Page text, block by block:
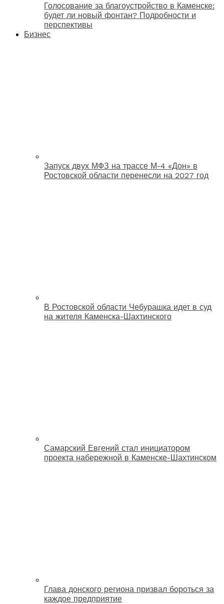
Голосование за благоустройство в Каменске:
будет ли новый фонтан? Подробности и
перспективы
Бизнес
Запуск двух МФЗ на трассе М-4 «Дон» в
Ростовской области перенесли на 2027 год
В Ростовской области Чебурашка идет в суд
на жителя Каменска-Шахтинского
Самарский Евгений стал инициатором
проекта набережной в Каменске-Шахтинском
Глава донского региона призвал бороться за
каждое предприятие